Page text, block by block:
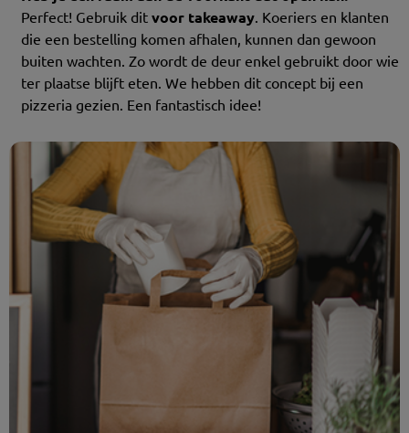
Perfect! Gebruik dit voor takeaway. Koeriers en klanten
die een bestelling komen afhalen, kunnen dan gewoon
buiten wachten. Zo wordt de deur enkel gebruikt door wie
ter plaatse blijft eten. We hebben dit concept bij een
pizzeria gezien. Een fantastisch idee!